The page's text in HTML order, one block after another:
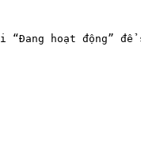
hoạt động” để